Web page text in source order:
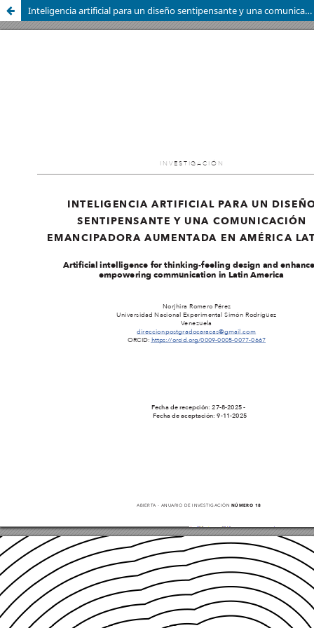
Inteligencia artificial para un diseño sentipensante y una comunicación emancipadora aumentada en América Latina